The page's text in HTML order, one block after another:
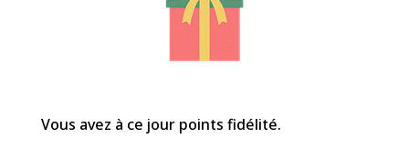
Vous avez à ce jour points fidélité.